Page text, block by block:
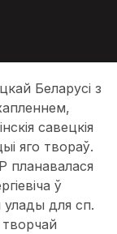
Беларусі з
савецкія
яго твораў.
планавалася
ў
улады для сп.